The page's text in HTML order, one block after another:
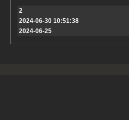
2
2024-06-30 10:51:38
2024-06-25